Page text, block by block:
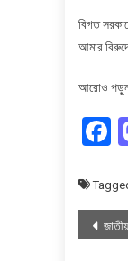
বিগত
আমার
আরোও
জাতীয়